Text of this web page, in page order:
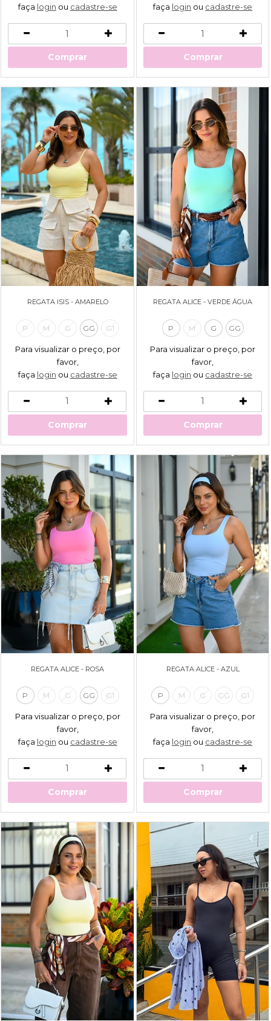
faça login ou cadastre-se
Comprar
faça login ou cadastre-se
Comprar
REGATA ISIS - AMARELO
P M G GG G1
Para visualizar o preço, por
favor,
faça login ou cadastre-se
Comprar
REGATA ALICE - VERDE ÁGUA
P M G GG
Para visualizar o preço, por
favor,
faça login ou cadastre-se
Comprar
REGATA ALICE - ROSA
P M G GG G1
Para visualizar o preço, por
favor,
faça login ou cadastre-se
Comprar
REGATA ALICE - AZUL
P M G GG G1
Para visualizar o preço, por
favor,
faça login ou cadastre-se
Comprar